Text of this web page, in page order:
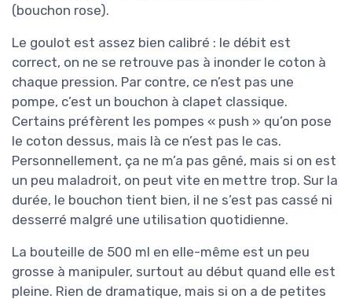
(bouchon rose).
Le goulot est assez bien calibré : le débit est
correct, on ne se retrouve pas à inonder le coton à
chaque pression. Par contre, ce n’est pas une
pompe, c’est un bouchon à clapet classique.
Certains préfèrent les pompes « push » qu’on pose
le coton dessus, mais là ce n’est pas le cas.
Personnellement, ça ne m’a pas gêné, mais si on est
un peu maladroit, on peut vite en mettre trop. Sur la
durée, le bouchon tient bien, il ne s’est pas cassé ni
desserré malgré une utilisation quotidienne.
La bouteille de 500 ml en elle-même est un peu
grosse à manipuler, surtout au début quand elle est
pleine. Rien de dramatique, mais si on a de petites